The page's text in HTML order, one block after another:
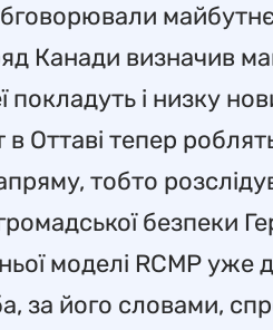
майбутнє
Канади визначив
покладуть і низку
Оттаві тепер
тобто
безпеки
моделі RCMP уже
за його словами,